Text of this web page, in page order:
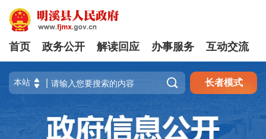
首页 政务公开 解读回应 办事服务 互动交流
 长者模式